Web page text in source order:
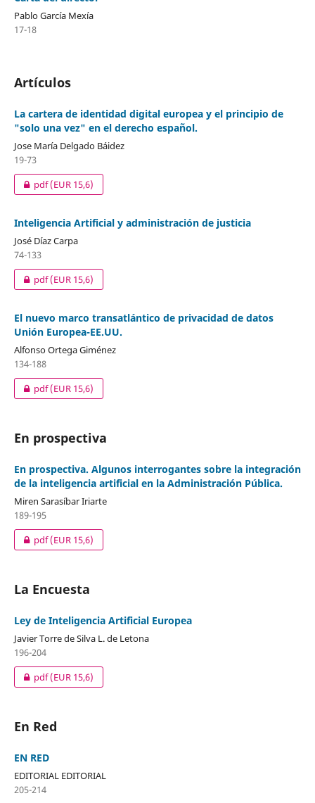
Pablo García Mexía
17-18
Artículos
La cartera de identidad digital europea y el principio de
"solo una vez" en el derecho español.
Jose María Delgado Báidez
19-73
pdf(EUR 15,6)
Inteligencia Artificial y administración de justicia
José Díaz Carpa
74-133
pdf(EUR 15,6)
El nuevo marco transatlántico de privacidad de datos
Unión Europea-EE.UU.
Alfonso Ortega Giménez
134-188
pdf(EUR 15,6)
En prospectiva
En prospectiva. Algunos interrogantes sobre la integración
de la inteligencia artificial en la Administración Pública.
Miren Sarasíbar Iriarte
189-195
pdf(EUR 15,6)
La Encuesta
Ley de Inteligencia Artificial Europea
Javier Torre de Silva L. de Letona
196-204
pdf(EUR 15,6)
En Red
EN RED
EDITORIAL EDITORIAL
205-214